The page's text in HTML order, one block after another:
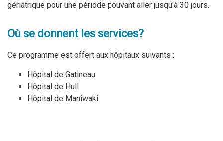
gériatrique pour une période pouvant aller jusqu'à 30 jours.
Où se donnent les services?
Ce programme est offert aux hôpitaux suivants :
Hôpital de Gatineau
Hôpital de Hull
Hôpital de Maniwaki